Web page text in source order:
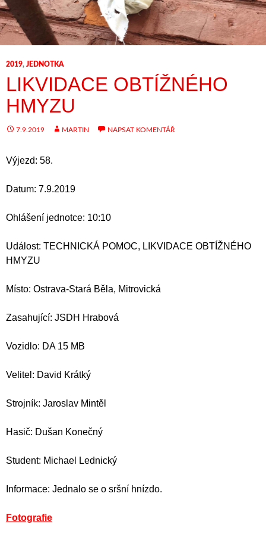
2019, JEDNOTKA
LIKVIDACE OBTÍŽNÉHO
HMYZU
7.9.2019 MARTIN NAPSAT KOMENTÁŘ
Výjezd: 58.
Datum: 7.9.2019
Ohlášení jednotce: 10:10
Událost: TECHNICKÁ POMOC, LIKVIDACE OBTÍŽNÉHO
HMYZU
Místo: Ostrava-Stará Běla, Mitrovická
Zasahující: JSDH Hrabová
Vozidlo: DA 15 MB
Velitel: David Krátký
Strojník: Jaroslav Mintěl
Hasič: Dušan Konečný
Student: Michael Lednický
Informace: Jednalo se o sršní hnízdo.
Fotografie